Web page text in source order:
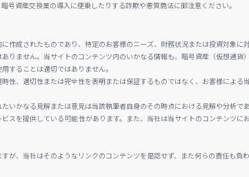
資産交換業の導入に便乗したりする詐欺や悪質商法に御注意ください。
成されたものであり、特定のお客様のニーズ、財務状況または投資対象
ません。当サイトのコンテンツ内のいかなる情報も、暗号資産（仮想通
することは適切ではありません。
、適切性または完全性を表明または保証するものではなく、お客様によ
かなる見解または意見は当該執筆者自身のその時点における見解や分析で
を提供している可能性があります。また、当社は当サイトのコンテンツ
、当社はそのようなリンクのコンテンツを是認せず、また何らの責任も負わ